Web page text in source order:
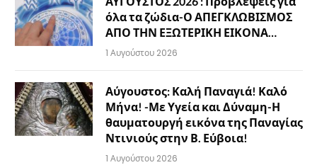
όλα τα ζώδια-Ο ΑΠΕΓΚΛΩΒΙΣΜΟΣ
ΑΠΟ ΤΗΝ ΕΞΩΤΕΡΙΚΗ ΕΙΚΟΝΑ…
1 Αυγούστου 2026
Αύγουστος: Καλή Παναγιά! Καλό
Μήνα! -Με Υγεία και Δύναμη-Η
θαυματουργή εικόνα της Παναγίας
Ντινιούς στην Β. Εύβοια!
1 Αυγούστου 2026